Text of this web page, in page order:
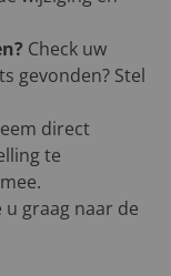
Check uw
gevonden? Stel
direct
te
graag naar de